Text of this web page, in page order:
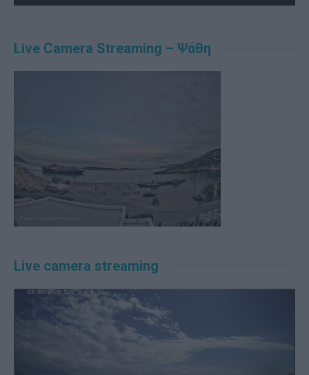
Live Camera Streaming – Ψάθη
Live camera streaming